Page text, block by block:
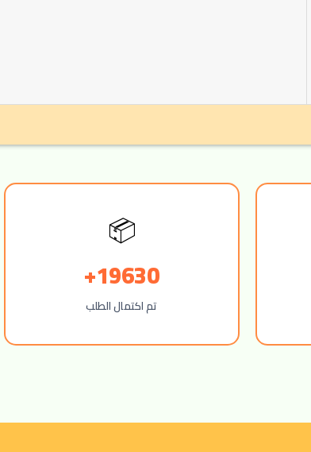
📦
19630+
تم اكتمال الطلب